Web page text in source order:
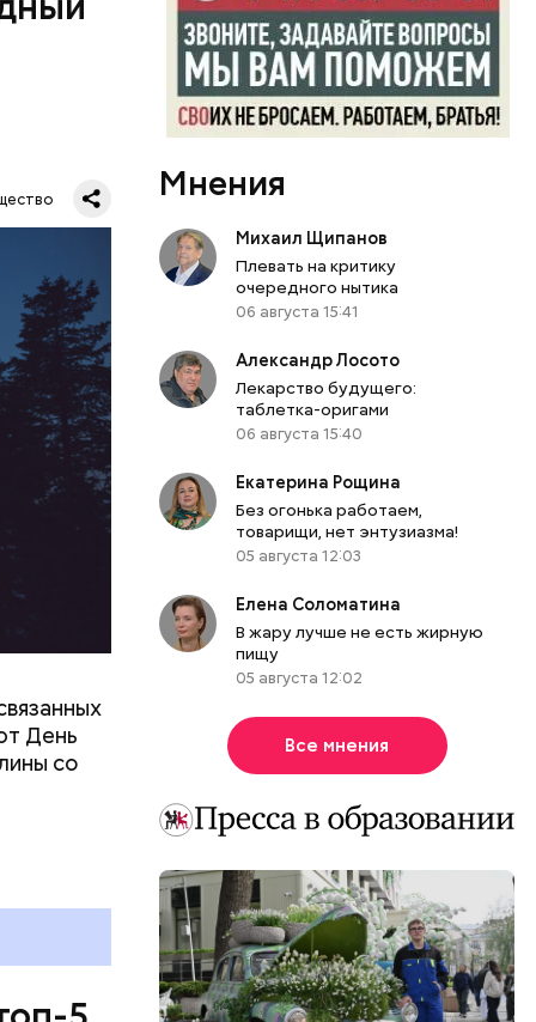
День
со
— в
Мнения
Михаил Щипанов
Плевать на критику
очередного нытика
06 августа 15:41
Александр Лосото
Лекарство будущего:
таблетка-оригами
06 августа 15:40
Екатерина Рощина
Без огонька работаем,
товарищи, нет энтузиазма!
05 августа 12:03
Елена Соломатина
В жару лучше не есть жирную
пищу
05 августа 12:02
Все мнения